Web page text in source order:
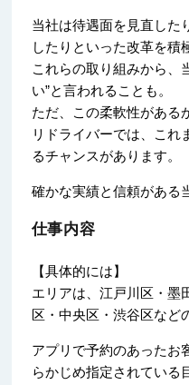
当社は待遇面を見直した
したりといった改革を積
これらの取り組みから、
い”と言われることも。
ただ、この柔軟性がある
リドライバーでは、これ
るチャンスがあります。
確かな実績と信頼がある
仕事内容
【具体的には】
エリアは、江戸川区・墨
区・中央区・渋谷区など
アプリで予約のあったお
らかじめ指定されている